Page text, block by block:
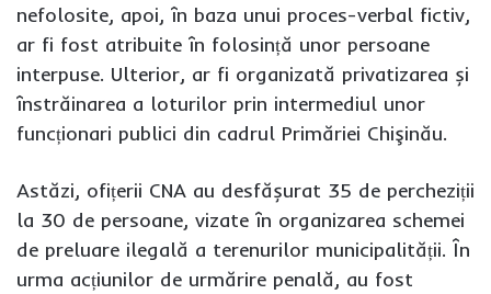
nefolosite, apoi, în baza unui proces-verbal fictiv,
ar fi fost atribuite în folosință unor persoane
interpuse. Ulterior, ar fi organizată privatizarea și
înstrăinarea a loturilor prin intermediul unor
funcționari publici din cadrul Primăriei Chişinău.
Astăzi, ofițerii CNA au desfășurat 35 de percheziții
la 30 de persoane, vizate în organizarea schemei
de preluare ilegală a terenurilor municipalității. În
urma acțiunilor de urmărire penală, au fost